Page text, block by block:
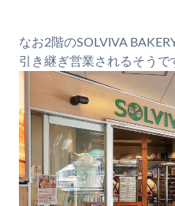
なお2階のSOLVIVA
引き継ぎ営業されるそうで